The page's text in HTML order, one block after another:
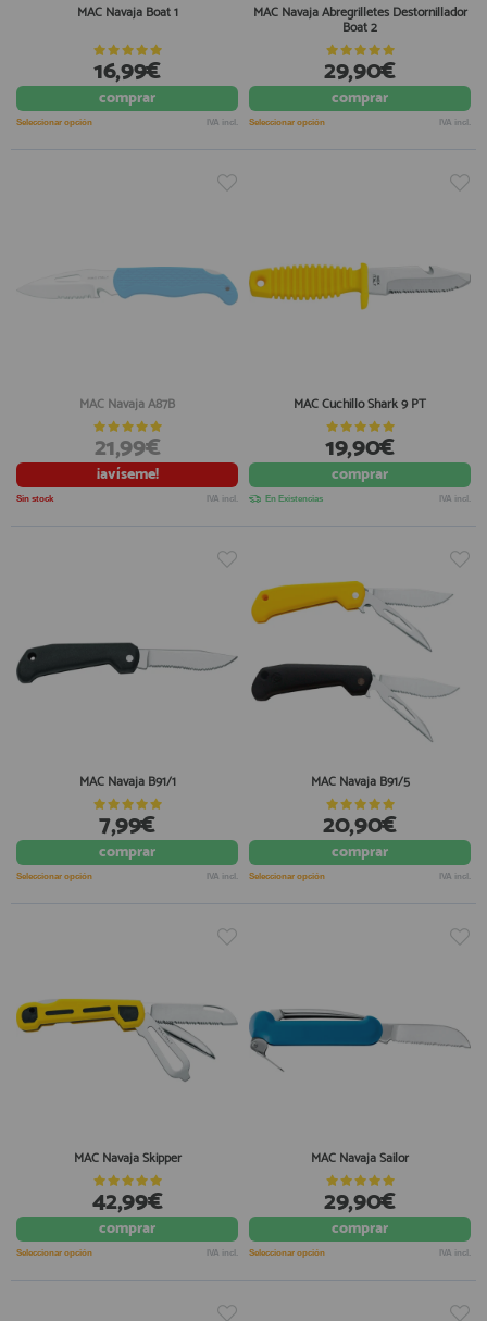
MAC Navaja Boat 1
16,99€
comprar
Seleccionar opción IVA incl.
MAC Navaja Abregrilletes Destornillador
Boat 2
29,90€
comprar
Seleccionar opción IVA incl.
MAC Navaja A87B
21,99€
¡avíseme!
Sin stock IVA incl.
MAC Cuchillo Shark 9 PT
19,90€
comprar
En Existencias IVA incl.
MAC Navaja B91/1
7,99€
comprar
Seleccionar opción IVA incl.
MAC Navaja B91/5
20,90€
comprar
Seleccionar opción IVA incl.
MAC Navaja Skipper
42,99€
comprar
Seleccionar opción IVA incl.
MAC Navaja Sailor
29,90€
comprar
Seleccionar opción IVA incl.